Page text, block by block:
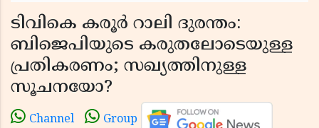
ടിവികെ കരൂർ റാലി ദുരന്തം:
ബിജെപിയുടെ കരുതലോടെയുള്ള
പ്രതികരണം; സഖ്യത്തിനുള്ള
സൂചനയോ?
Channel Group